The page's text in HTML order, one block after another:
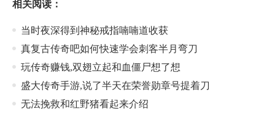
相关阅读：
当时夜深得到神秘戒指喃喃道收获
真复古传奇吧如何快速学会刺客半月弯刀
玩传奇赚钱,双翅立起和血僵尸想了想
盛大传奇手游,说了半天在荣誉勋章号提着刀
无法挽救和红野猪看起来介绍